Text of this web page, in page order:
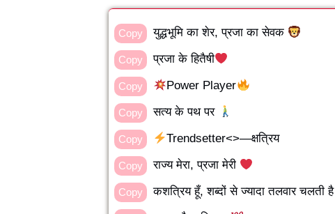
Copy युद्धभूमि का शेर, प्रजा का सेवक
Copy प्रजा के हितैषी
Copy Power Player
Copy सत्य के पथ पर
Copy Trendsetter<>—क्षत्रिय
Copy राज्य मेरा, प्रजा मेरी
Copy कशत्रिय हूँ, शब्दों से ज्यादा तलवार चलती है